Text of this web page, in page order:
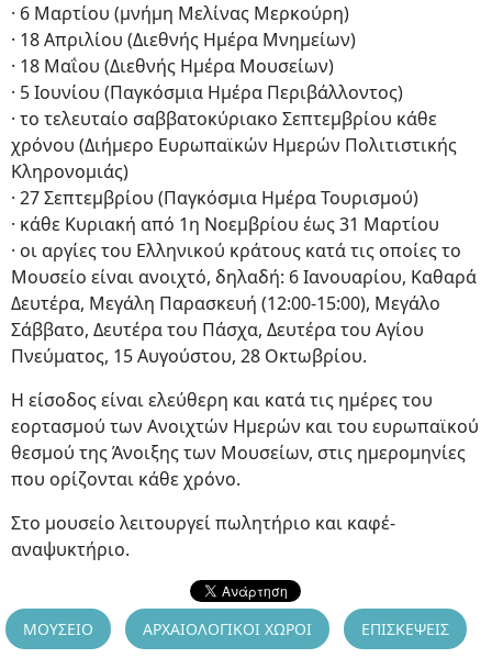
· 6 Μαρτίου (μνήμη Μελίνας Μερκούρη)
· 18 Απριλίου (Διεθνής Ημέρα Μνημείων)
· 18 Μαΐου (Διεθνής Ημέρα Μουσείων)
· 5 Ιουνίου (Παγκόσμια Ημέρα Περιβάλλοντος)
· το τελευταίο σαββατοκύριακο Σεπτεμβρίου κάθε
χρόνου (Διήμερο Ευρωπαϊκών Ημερών Πολιτιστικής
Κληρονομιάς)
· 27 Σεπτεμβρίου (Παγκόσμια Ημέρα Τουρισμού)
· κάθε Κυριακή από 1η Νοεμβρίου έως 31 Μαρτίου
· οι αργίες του Ελληνικού κράτους κατά τις οποίες το
Μουσείο είναι ανοιχτό, δηλαδή: 6 Ιανουαρίου, Καθαρά
Δευτέρα, Μεγάλη Παρασκευή (12:00-15:00), Μεγάλο
Σάββατο, Δευτέρα του Πάσχα, Δευτέρα του Αγίου
Πνεύματος, 15 Αυγούστου, 28 Οκτωβρίου.
Η είσοδος είναι ελεύθερη και κατά τις ημέρες του
εορτασμού των Ανοιχτών Ημερών και του ευρωπαϊκού
θεσμού της Άνοιξης των Μουσείων, στις ημερομηνίες
που ορίζονται κάθε χρόνο.
Στο μουσείο λειτουργεί πωλητήριο και καφέ-
αναψυκτήριο.
ΜΟΥΣΕΙΟ ΑΡΧΑΙΟΛΟΓΙΚΟΙ ΧΩΡΟΙ ΕΠΙΣΚΕΨΕΙΣ